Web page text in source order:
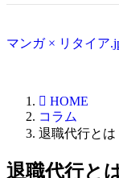
マンガ × リタイア
HOME
コラム
退職代行と
退職代行と